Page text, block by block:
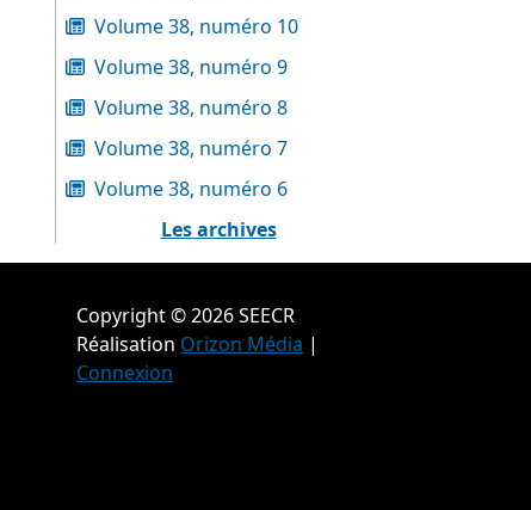
Volume 38, numéro 10
Volume 38, numéro 9
Volume 38, numéro 8
Volume 38, numéro 7
Volume 38, numéro 6
Les archives
Copyright © 2026 SEECR
Réalisation Orizon Média |
Connexion